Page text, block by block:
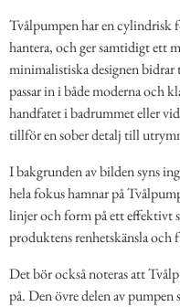
Tvålpumpen har en cylindrisk
hantera, och ger samtidigt ett
minimalistiska designen
passar in i både moderna och
handfatet i badrummet eller
tillför en sober detalj till
I bakgrunden av bilden syns
hela fokus hamnar på
linjer och form på ett effektivt
produktens renhetskänsla
Det bör också noteras att
på. Den övre delen av